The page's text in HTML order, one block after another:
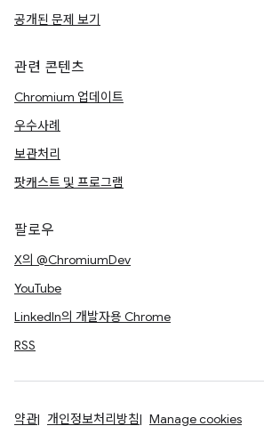
공개된 문제 보기
관련 콘텐츠
Chromium 업데이트
우수사례
보관처리
팟캐스트 및 프로그램
팔로우
X의 @ChromiumDev
YouTube
LinkedIn의 개발자용 Chrome
RSS
약관 개인정보처리방침 Manage cookies